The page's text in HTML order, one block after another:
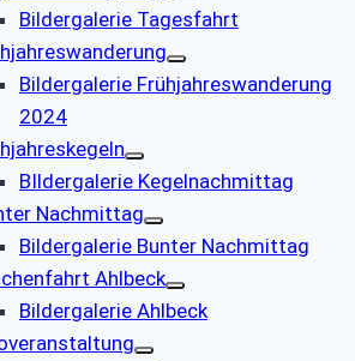
Bildergalerie Tagesfahrt
Bildergalerie Frühjahreswanderung
2024
BIldergalerie Kegelnachmittag
Nachmittag
Bildergalerie Bunter Nachmittag
Ahlbeck
Bildergalerie Ahlbeck